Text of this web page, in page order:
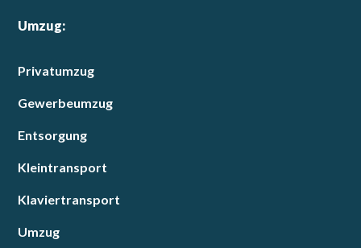
Umzug:
Privatumzug
Gewerbeumzug
Entsorgung
Kleintransport
Klaviertransport
Umzug